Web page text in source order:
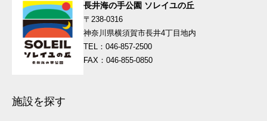
長井海の手公園 ソレイユの丘
〒238-0316
神奈川県横須賀市長井4丁目地内
TEL：046-857-2500
FAX：046-855-0850
施設を探す